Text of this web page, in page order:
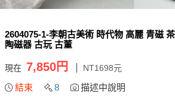
2604075-1-李朝古美術 時代物 高麗 青磁
陶磁器 古玩 古董
現在 7,850円 NT1698元
結束 8 描述中說明